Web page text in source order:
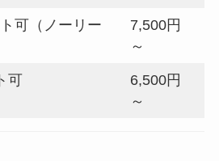
可（ノーリー
7,500円
～
可
6,500円
～